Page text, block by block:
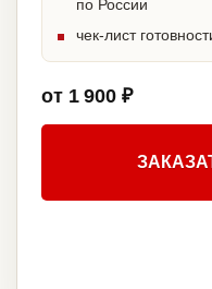
по России
чек-лист
от 1 900 ₽